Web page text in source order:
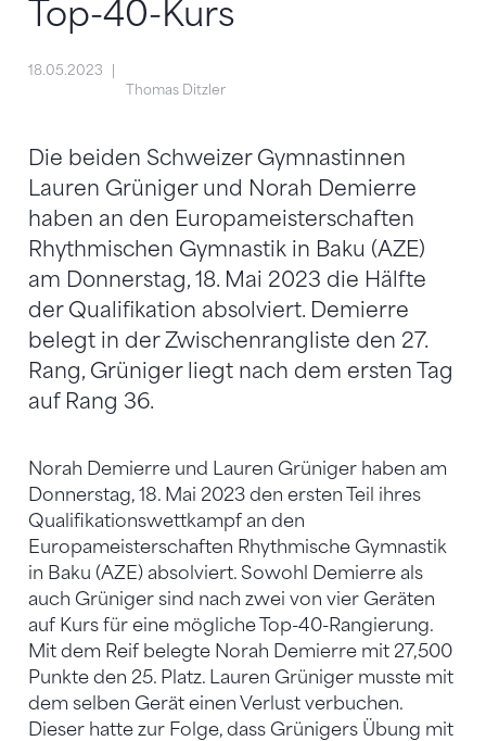
Top-40-Kurs
18.05.2023
Thomas Ditzler
Die beiden Schweizer Gymnastinnen
Lauren Grüniger und Norah Demierre
haben an den Europameisterschaften
Rhythmischen Gymnastik in Baku (AZE)
am Donnerstag, 18. Mai 2023 die Hälfte
der Qualifikation absolviert. Demierre
belegt in der Zwischenrangliste den 27.
Rang, Grüniger liegt nach dem ersten Tag
auf Rang 36.
Norah Demierre und Lauren Grüniger haben am
Donnerstag, 18. Mai 2023 den ersten Teil ihres
Qualifikationswettkampf an den
Europameisterschaften Rhythmische Gymnastik
in Baku (AZE) absolviert. Sowohl Demierre als
auch Grüniger sind nach zwei von vier Geräten
auf Kurs für eine mögliche Top-40-Rangierung.
Mit dem Reif belegte Norah Demierre mit 27,500
Punkte den 25. Platz. Lauren Grüniger musste mit
dem selben Gerät einen Verlust verbuchen.
Dieser hatte zur Folge, dass Grünigers Übung mit